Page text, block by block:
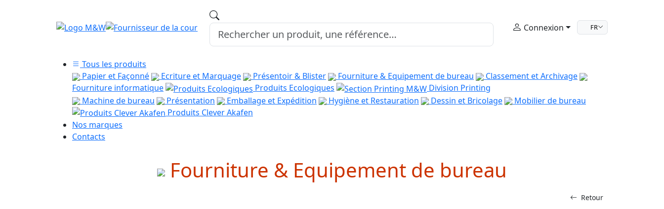
Connexion FR
Tous les produits
Papier et Façonné
Ecriture et Marquage Présentoir & Blister Fourniture & Equipement de bureau
Classement et Archivage
Fourniture informatique
Produits Ecologiques
Division Printing
Machine de bureau
Présentation Emballage et Expédition Hygiène et Restauration Dessin et Bricolage
Mobilier de bureau
Produits Clever Akafen
Nos marques
Contacts
Fourniture & Equipement de bureau
Retour